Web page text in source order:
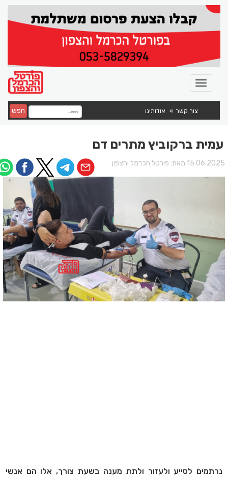
צור קשר אודותינו חפש
עמית ברקוביץ מתרים דם
מאת: פורטל הכרמל והצפון
נרתמים לסייע ולעזור ולתת מענה בשעת צורך, אלו הם אנשי